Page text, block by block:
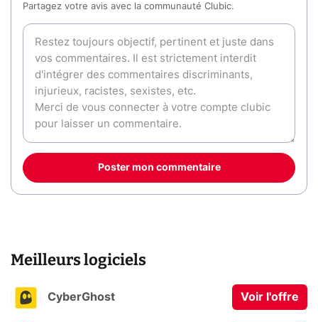
Partagez votre avis avec la communauté Clubic.
Poster mon commentaire
Meilleurs logiciels
CyberGhost Voir l'offre